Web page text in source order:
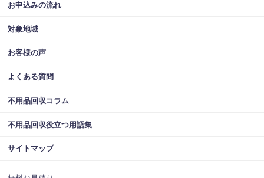
お申込みの流れ
対象地域
お客様の声
よくある質問
不用品回収コラム
不用品回収役立つ用語集
サイトマップ